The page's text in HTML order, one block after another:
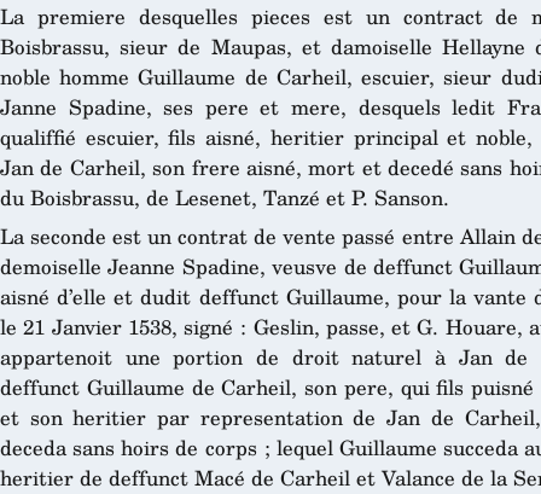
La premiere desquelles pieces est un contract de
Boisbrassu, sieur de Maupas, et damoiselle
noble homme Guillaume de Carheil, escuier, sieur
Janne Spadine, ses pere et mere, desquels ledit
qualiffié escuier, fils aisné, heritier principal et noble,
Jan de Carheil, son frere aisné, mort et decedé sans
du Boisbrassu, de Lesenet, Tanzé et P. Sanson.
La seconde est un contrat de vente passé entre Allain
demoiselle Jeanne Spadine, veusve de deffunct
aisné d’elle et dudit deffunct Guillaume, pour la vante
le 21 Janvier 1538, signé : Geslin, passe, et G. Houare,
appartenoit une portion de droit naturel à Jan de
deffunct Guillaume de Carheil, son pere, qui fils
et son heritier par representation de Jan de
deceda sans hoirs de corps ; lequel Guillaume succeda
heritier de deffunct Macé de Carheil et Valance de la